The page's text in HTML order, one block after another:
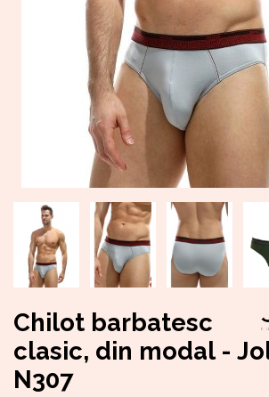
Chilot barbatesc
clasic, din modal -
N307